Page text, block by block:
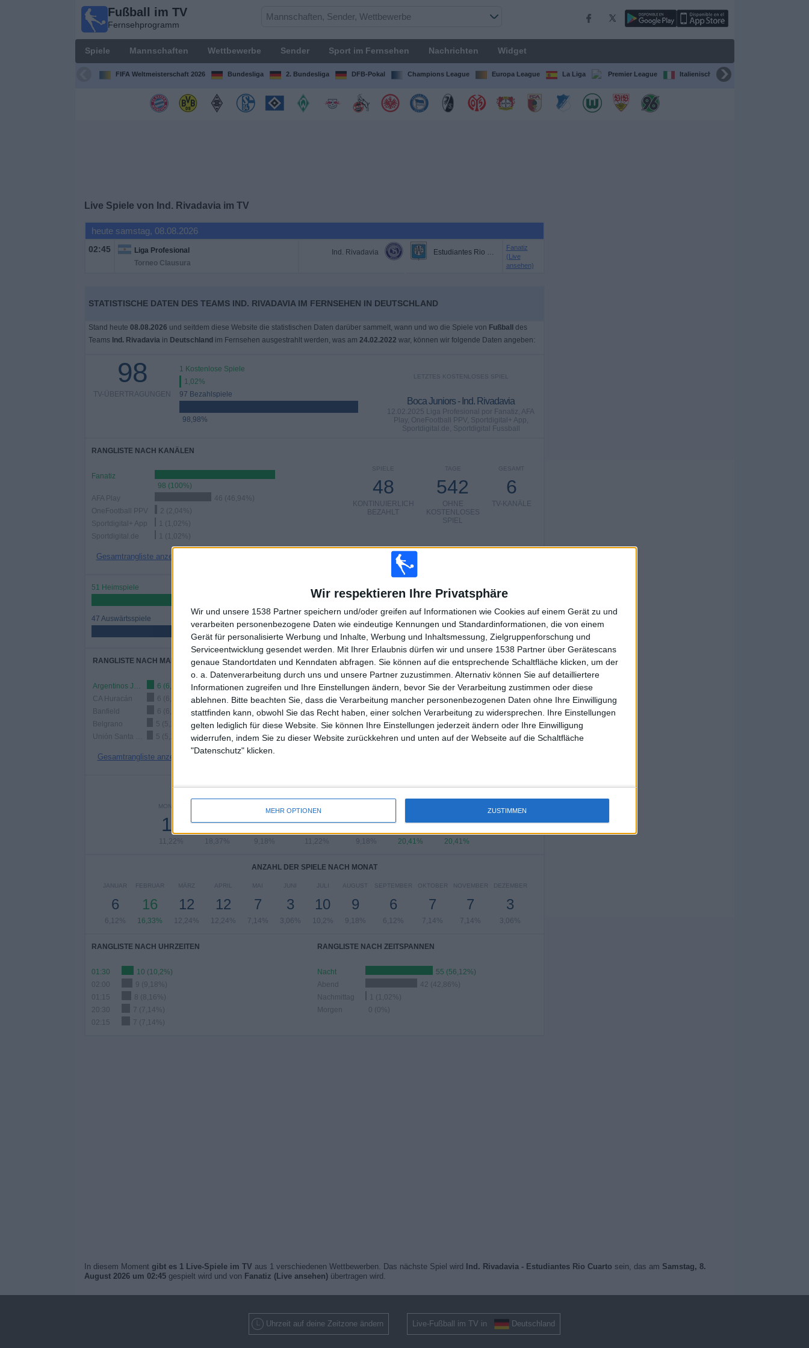
Wir respektieren Ihre Privatsphäre
Wir und unsere 1538 Partner speichern und/oder greifen auf Informationen wie Cookies auf einem Gerät zu und
verarbeiten personenbezogene Daten wie eindeutige Kennungen und Standardinformationen, die von einem
Gerät für personalisierte Werbung und Inhalte, Werbung und Inhaltsmessung, Zielgruppenforschung und
Serviceentwicklung gesendet werden.
Mit Ihrer Erlaubnis dürfen wir und unsere 1538 Partner über Gerätescans
genaue Standortdaten und Kenndaten abfragen. Sie können auf die entsprechende Schaltfläche klicken, um der
o. a. Datenverarbeitung durch uns und unsere Partner zuzustimmen. Alternativ können Sie auf detailliertere
Informationen zugreifen und Ihre Einstellungen ändern, bevor Sie der Verarbeitung zustimmen oder diese
ablehnen.
Bitte beachten Sie, dass die Verarbeitung mancher personenbezogenen Daten ohne Ihre Einwilligung
stattfinden kann, obwohl Sie das Recht haben, einer solchen Verarbeitung zu widersprechen. Ihre Einstellungen
gelten lediglich für diese Website. Sie können Ihre Einstellungen jederzeit ändern oder Ihre Einwilligung
widerrufen, indem Sie zu dieser Website zurückkehren und unten auf der Webseite auf die Schaltfläche
"Datenschutz" klicken.
MEHR OPTIONEN ZUSTIMMEN
Fußball im TV
Fernsehprogramm
Spiele Mannschaften Wettbewerbe Sender Sport im Fernsehen Nachrichten Widget
FIFA Weltmeisterschaft 2026 Bundesliga 2. Bundesliga DFB-Pokal Champions League Europa League La Liga Premier League Italienische Serie A
Live Spiele von Ind. Rivadavia im TV
heute samstag, 08.08.2026
02:45
Liga Profesional
Torneo Clausura
Ind. Rivadavia Estudiantes Rio Cuarto
Fanatiz
(Live
ansehen)
STATISTISCHE DATEN DES TEAMS IND. RIVADAVIA IM FERNSEHEN IN DEUTSCHLAND
Stand heute 08.08.2026 und seitdem diese Website die statistischen Daten darüber sammelt, wann und wo die Spiele von Fußball
des
Teams Ind. Rivadaviain Deutschland im Fernsehen ausgestrahlt werden, was am 24.02.2022 war, können wir folgende Daten angeben:
98
TV-ÜBERTRAGUNGEN
1 Kostenlose Spiele
1,02%
97 Bezahlspiele
98,98%
LETZTES KOSTENLOSES SPIEL
Boca Juniors - Ind. Rivadavia
12.02.2025 Liga Profesional por Fanatiz, AFA
Play, OneFootball PPV, Sportdigital+ App,
Sportdigital.de, Sportdigital Fussball
RANGLISTE NACH KANÄLEN
Fanatiz
98 (100%)
AFA Play
46 (46,94%)
OneFootball PPV
2 (2,04%)
Sportdigital+ App
1 (1,02%)
Sportdigital.de
1 (1,02%)
Gesamtrangliste anzeigen
GESAMT
6
TV-KANÄLE
TAGE
542
OHNE
KOSTENLOSES
SPIEL
SPIELE
48
KONTINUIERLICH
BEZAHLT
51 Heimspiele
47 Auswärtsspiele
GESAMT
32
GEGNER
MAXIMAL
6
VS Argentinos
Juniors
GESAMT
3
WETTBEWERBE
RANGLISTE NACH MANNSCHAFTEN
Argentinos Juniors
6 (6,12%)
CA Huracán
6 (6,12%)
Banfield
6 (6,12%)
Belgrano
5 (5,1%)
5 (5,1%)
Gesamtrangliste anzeigen
RANGLISTE NACH WETTBEWERBEN
Liga Profesional
76 (77,55%)
Copa de la Liga Argentina
14 (14,29%)
Copa Argentina
8 (8,16%)
ANZAHL DER SPIELE NACH WOCHE
MONTAG
11
11,22%
18
18,37%
9
9,18%
11
11,22%
9
9,18%
20
20,41%
20
20,41%
ANZAHL DER SPIELE NACH MONAT
JANUAR
6
6,12%
FEBRUAR
16
16,33%
MÄRZ
12
12,24%
APRIL
12
12,24%
MAI
7
7,14%
JUNI
3
3,06%
JULI
10
10,2%
AUGUST
9
9,18%
SEPTEMBER
6
6,12%
OKTOBER
7
7,14%
NOVEMBER
7
7,14%
DEZEMBER
3
3,06%
RANGLISTE NACH UHRZEITEN
01:30
10 (10,2%)
02:00
9 (9,18%)
01:15
8 (8,16%)
20:30
7 (7,14%)
02:15
7 (7,14%)
RANGLISTE NACH ZEITSPANNEN
Nacht
55 (56,12%)
Abend
42 (42,86%)
Nachmittag
1 (1,02%)
Morgen
0 (0%)
In diesem Moment gibt es 1 Live-Spiele im TV aus 1 verschiedenen Wettbewerben. Das nächste Spiel wird Ind. Rivadavia - Estudiantes Rio Cuarto sein, das am Samstag, 8.
August 2026 um 02:45gespielt wird und von Fanatiz (Live ansehen)übertragen wird.
Uhrzeit auf deine Zeitzone ändern Live-Fußball im TV in Deutschland
Fußball im
Fernsehprogramm